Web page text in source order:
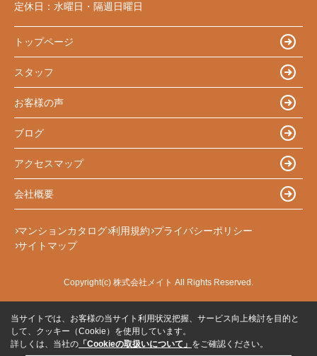
定休日： 水曜日・隔週日曜日
トップページ
スタッフ
お客様の声
ブログ
アクセスマップ
会社概要
マンションカタログ 利用規約 プライバシーポリシー
サイトマップ
Copyright(c) 株式会社メイト All Rights Reserved.
当サイトでは、お客様の当サイト利用状況把握、サービス向上検討を目的と
して、クッキー（Cookie）を使用しています。
詳しくは、当社の 「Cookieの取扱いについて」 をご確認ください。